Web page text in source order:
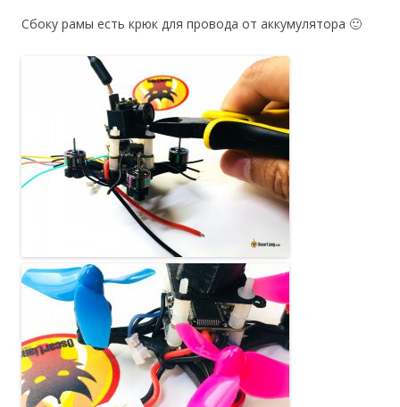
Сбоку рамы есть крюк для провода от аккумулятора 🙂